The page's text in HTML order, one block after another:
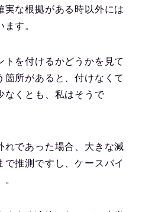
実な根拠がある時以外には
す。
トを付けるかどうかを見て
箇所があると、付けなくて
なくとも、私はそうで
れであった場合、大きな減
で推測ですし、ケースバイ